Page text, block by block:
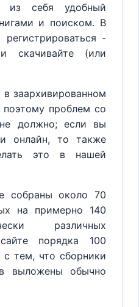
из себя удобный
и поиском. В
-
скачивайте (или
в заархивированном
проблем со
должно; если вы
онлайн, то также
это в нашей
собраны около 70
на примерно 140
различных
порядка 100
тем, что сборники
выложены обычно